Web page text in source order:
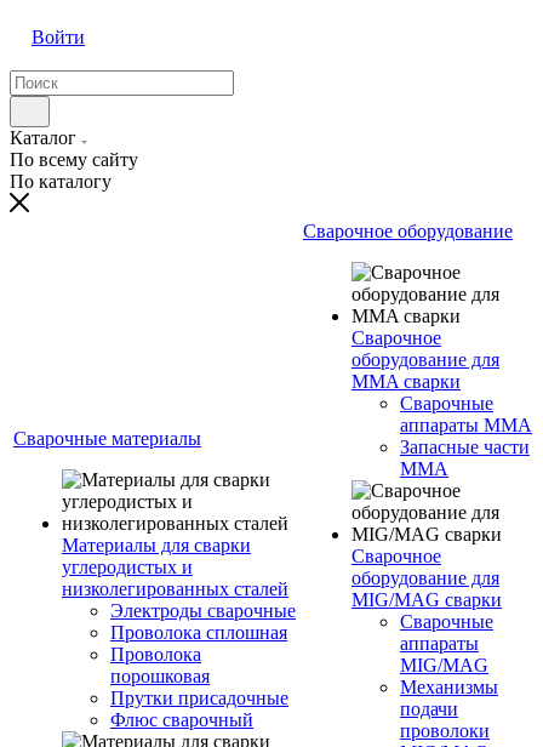
Войти
Каталог
По всему сайту
По каталогу
Сварочные материалы
Материалы для сварки
углеродистых и
низколегированных сталей
Электроды сварочные
Проволока сплошная
Проволока
порошковая
Прутки присадочные
Флюс сварочный
Сварочное оборудование
Сварочное
оборудование для
MMA сварки
Сварочные
аппараты MMA
Запасные части
MMA
Сварочное
оборудование для
MIG/MAG сварки
Сварочные
аппараты
MIG/MAG
Механизмы
подачи
проволоки